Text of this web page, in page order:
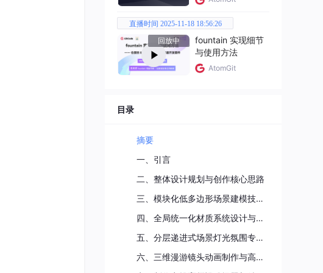
直播时间 2025-11-18 18:56:26
回放中
fountain 实现细节
与使用方法
AtomGit
目录
摘要
一、引言
二、整体设计规划与创作核心思路
三、模块化低多边形场景建模技术实现
四、全局统一化材质系统设计与色彩统筹方案
五、分层递进式场景灯光氛围专业构建
六、三维漫游镜头动画制作与高清无损渲染输出